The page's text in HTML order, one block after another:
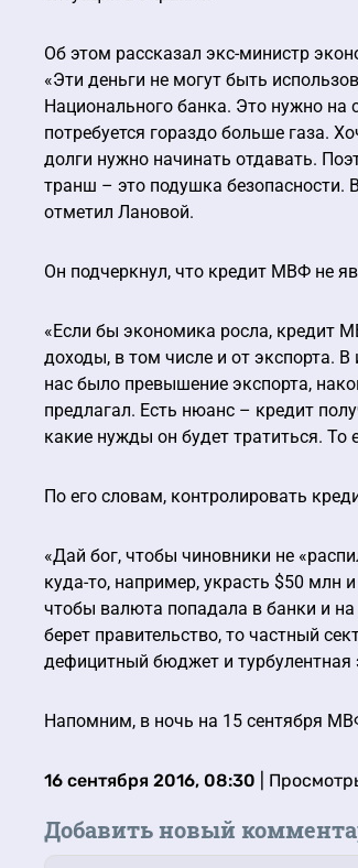
Об этом рассказал экс-министр
«Эти деньги не могут быть
Национального банка. Это нужно на
потребуется гораздо больше газа.
долги нужно начинать отдавать.
транш – это подушка безопасности.
отметил Лановой.
Он подчеркнул, что кредит МВФ не
«Если бы экономика росла, кредит
доходы, в том числе и от экспорта.
нас было превышение экспорта,
предлагал. Есть нюанс – кредит
какие нужды он будет тратиться. То
По его словам, контролировать
«Дай бог, чтобы чиновники не
куда-то, например, украсть $50 млн
чтобы валюта попадала в банки и
берет правительство, то частный
дефицитный бюджет и
Напомним, в ночь на 15 сентября
16 сентября 2016, 08:30 |
Добавить новый